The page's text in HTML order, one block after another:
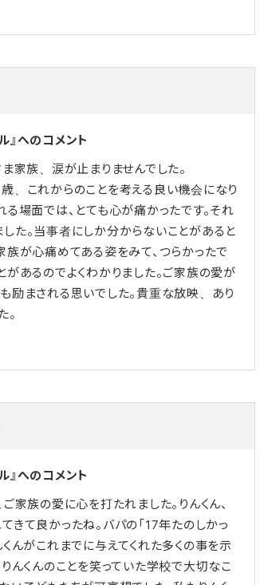
』へのコメント
ま家族、涙が止まりませんでした。
、これからのことを考える良い機会になり
る場面では、とても心が痛かったです。それ
た。当事者にしか分からないことがあると
族が心痛めてある姿をみて、つらかったで
があるのでよくわかりました。ご家族の愛が
励まされる思いでした。貴重な放映、あり
。
』へのコメント
ご家族の愛に心を打たれました。りんくん、
きて良かったね。バパの「17年たのしかっ
くんがこれまでに与えてくれた多くの事を示
りんくんのことを笑っていた学校で大切なこ